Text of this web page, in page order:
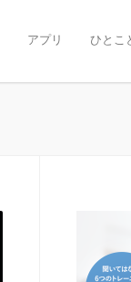
アプリ ひとこ